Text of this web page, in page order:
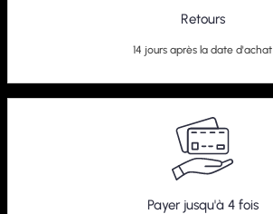
Retours
14 jours après la date d'achat
Payer jusqu'à 4 fois